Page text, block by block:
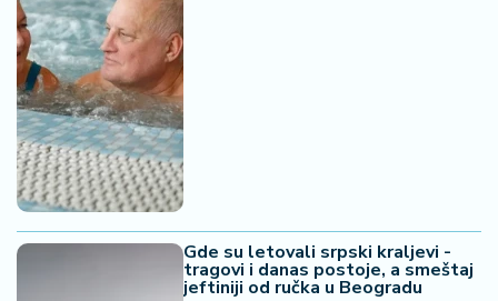
Gde su letovali srpski kraljevi -
tragovi i danas postoje, a smeštaj
jeftiniji od ručka u Beogradu